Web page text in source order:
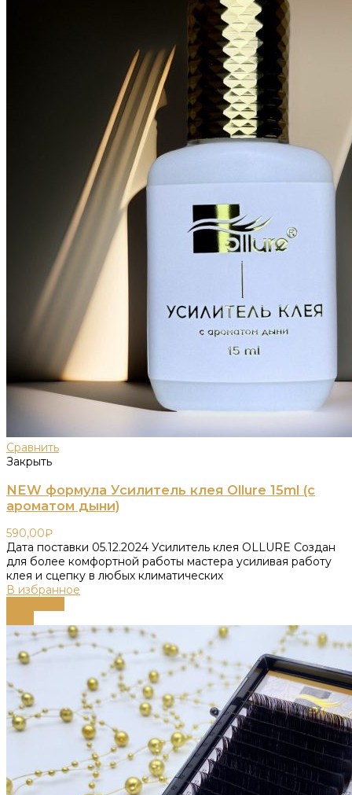
Сравнить
Закрыть
NEW формула Усилитель клея Ollure 15ml (с
ароматом дыни)
590,00₽
Дата поставки 05.12.2024 Усилитель клея OLLURE Создан
для более комфортной работы мастера усиливая работу
клея и сцепку в любых климатических
В избранное